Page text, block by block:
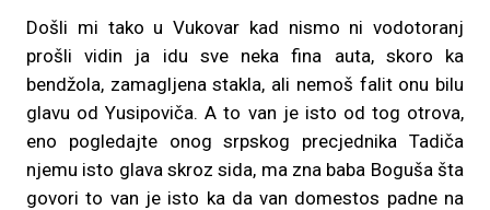
Došli mi tako u Vukovar kad nismo ni vodotoranj
prošli vidin ja idu sve neka fina auta, skoro ka
bendžola, zamagljena stakla, ali nemoš falit onu bilu
glavu od Yusipoviča. A to van je isto od tog otrova,
eno pogledajte onog srpskog precjednika Tadiča
njemu isto glava skroz sida, ma zna baba Boguša šta
govori to van je isto ka da van domestos padne na